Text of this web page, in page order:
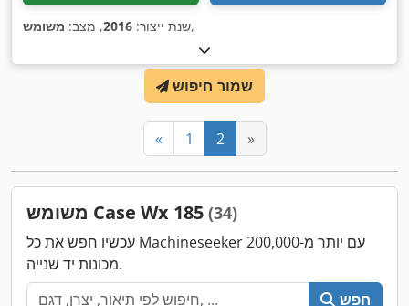
שנת ייצור: 2016, מצב: משומש ,
שמור חיפוש
« 1 2 »
משומש Case Wx 185 (34)
עכשיו חפש את כל Machineseeker עם יותר מ-200,000
מכונות יד שנייה.
חפש